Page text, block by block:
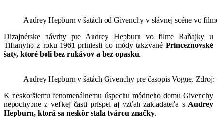
Audrey Hepburn v šatách od Givenchy v slávnej scéne vo
Dizajnérske návrhy pre Audrey Hepburn vo filme Raňajky u
Tiffanyho z roku 1961 priniesli do módy takzvané Princeznovské
šaty, ktoré boli bez rukávov a bez opasku.
Audrey Hepburn v šatách Givenchy pre časopis Vogue.
K neskoršiemu fenomenálnemu úspechu módneho domu Givenchy
nepochybne z veľkej časti prispel aj vzťah zakladateľa s Audrey
Hepburn, ktorá sa neskôr stala tvárou značky.